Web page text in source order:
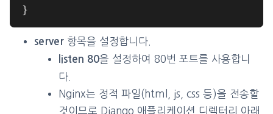
}
server 항목을 설정합니다.
listen 80을 설정하여 80번 포트를 사용합니
다.
Nginx는 정적 파일(html, js, css 등)을 전송할
것이므로 Django 애플리케이션 디렉터리 아래